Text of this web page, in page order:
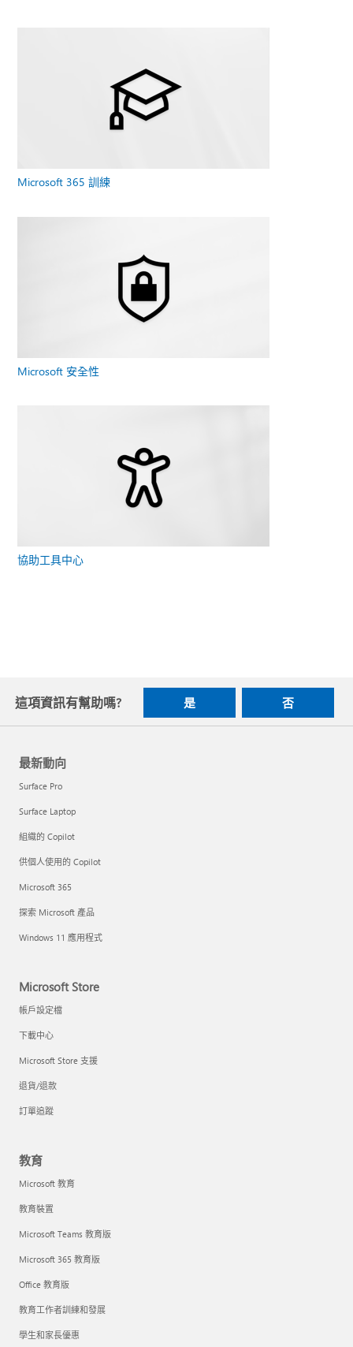
Microsoft 365 訓練
Microsoft 安全性
協助工具中心
這項資訊有幫助嗎? 是 否
最新動向
Surface Pro
Surface Laptop
組織的 Copilot
供個人使用的 Copilot
Microsoft 365
探索 Microsoft 產品
Windows 11 應用程式
Microsoft Store
帳戶設定檔
下載中心
Microsoft Store 支援
退貨/退款
訂單追蹤
教育
Microsoft 教育
教育裝置
Microsoft Teams 教育版
Microsoft 365 教育版
Office 教育版
教育工作者訓練和發展
學生和家長優惠